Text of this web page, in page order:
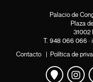
Palacio de
Plaza
31002
T. 948 066 066 ·
Contacto | Política de
Ver